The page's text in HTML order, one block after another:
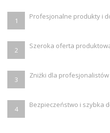
1 Profesjonalne produkty i
2 Szeroka oferta
3 Zniżki dla profesjonalistów
4 Bezpieczeństwo i szybka